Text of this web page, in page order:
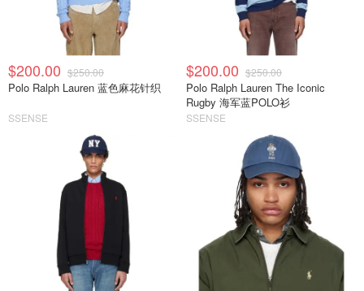
$200.00 $250.00
Polo Ralph Lauren 蓝色麻花针织
SSENSE
$200.00 $250.00
Polo Ralph Lauren The Iconic
Rugby 海军蓝POLO衫
SSENSE